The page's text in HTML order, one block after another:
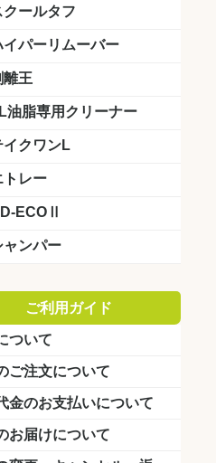
クールタフ
イパーリムーバー
離王
油脂専用クリーナー
イクワンL
トレー
ECOⅡ
ャンパー
ご利用ガイド
ついて
ご注文について
金のお支払いについて
お届けについて